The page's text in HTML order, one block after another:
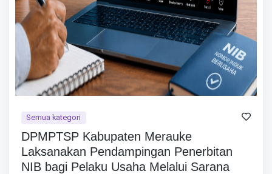
Semua kategori
DPMPTSP Kabupaten Merauke
Laksanakan Pendampingan Penerbitan
NIB bagi Pelaku Usaha Melalui Sarana